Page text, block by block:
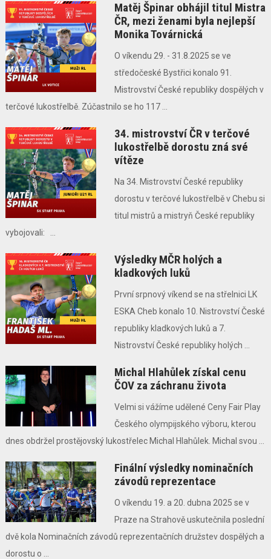
Matěj Špinar obhájil titul Mistra
ČR, mezi ženami byla nejlepší
Monika Továrnická
O víkendu 29. - 31.8.2025 se ve
středočeské Bystřici konalo 91.
Mistrovství České republiky dospělých v
terčové lukostřelbě. Zúčastnilo se ho 117 ...
34. mistrovství ČR v terčové
lukostřelbě dorostu zná své
vítěze
Na 34. Mistrovství České republiky
dorostu v terčové lukostřelbě v Chebu si
titul mistrů a mistryň České republiky
vybojovali: ...
Výsledky MČR holých a
kladkových luků
První srpnový víkend se na střelnici LK
ESKA Cheb konalo 10. Nistrovství České
republiky kladkových luků a 7.
Nistrovství České republiky holých ...
Michal Hlahůlek získal cenu
ČOV za záchranu života
Velmi si vážíme udělené Ceny Fair Play
Českého olympijského výboru, kterou
dnes obdržel prostějovský lukostřelec Michal Hlahůlek. Michal svou ...
Finální výsledky nominačních
závodů reprezentace
O víkendu 19. a 20. dubna 2025 se v
Praze na Strahově uskutečnila poslední
dvě kola Nominačních závodů reprezentačních družstev dospělých a
dorostu o ...